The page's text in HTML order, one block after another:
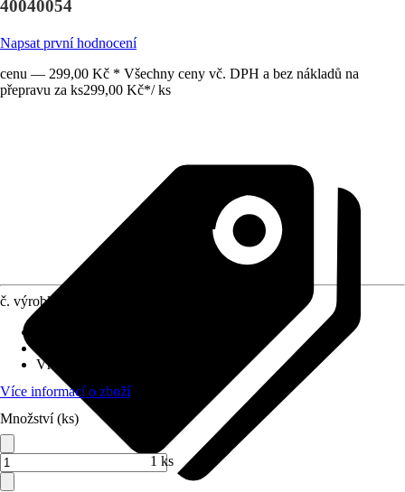
40040054
Napsat první hodnocení
cenu — 299,00 Kč * Všechny ceny vč. DPH a bez nákladů na
přepravu za ks299,00 Kč*/ ks
č. výrobku
Vhodné pro
Více informací o zboží
Množství (ks)
1 ks